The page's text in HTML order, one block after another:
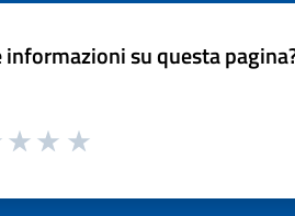
su questa